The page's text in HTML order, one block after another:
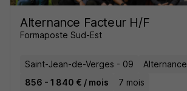
Alternance Facteur H/F
Formaposte Sud-Est
Saint-Jean-de-Verges - 09
Alternance
856 - 1 840 € / mois
7 mois